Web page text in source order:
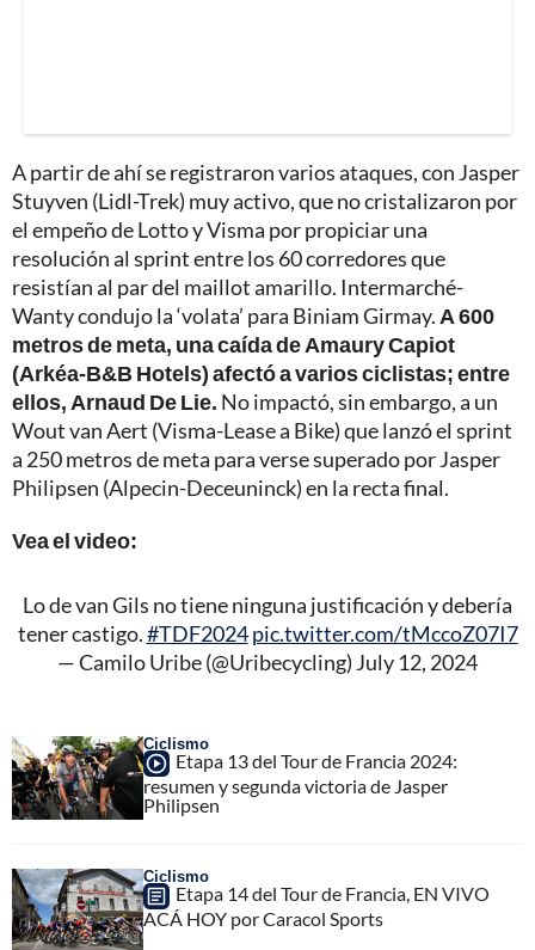
A partir de ahí se registraron varios ataques, con Jasper
Stuyven (Lidl-Trek) muy activo, que no cristalizaron por
el empeño de Lotto y Visma por propiciar una
resolución al sprint entre los 60 corredores que
resistían al par del maillot amarillo. Intermarché-
Wanty condujo la ‘volata’ para Biniam Girmay. A 600
metros de meta, una caída de Amaury Capiot
(Arkéa-B&B Hotels) afectó a varios ciclistas; entre
ellos, Arnaud De Lie. No impactó, sin embargo, a un
Wout van Aert (Visma-Lease a Bike) que lanzó el sprint
a 250 metros de meta para verse superado por Jasper
Philipsen (Alpecin-Deceuninck) en la recta final.
Vea el video:
Lo de van Gils no tiene ninguna justificación y debería
tener castigo.#TDF2024 pic.twitter.com/tMccoZ07I7
— Camilo Uribe (@Uribecycling) July 12, 2024
Ciclismo
Etapa 13 del Tour de Francia 2024:
resumen y segunda victoria de Jasper
Philipsen
Ciclismo
Etapa 14 del Tour de Francia, EN VIVO
ACÁ HOY por Caracol Sports